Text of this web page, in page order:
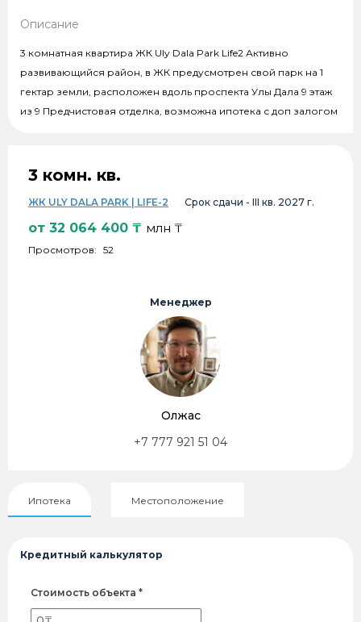
Описание
3 комнатная квартира ЖК Uly Dala Park Life2 Активно
развивающийся район, в ЖК предусмотрен свой парк на 1
гектар земли, расположен вдоль проспекта Улы Дала 9 этаж
из 9 Предчистовая отделка, возможна ипотека с доп залогом
3 комн. кв.
ЖК ULY DALA PARK | LIFE-2 Срок сдачи - III кв. 2027 г.
от 32 064 400 ₸ млн ₸
Просмотров: 52
Менеджер
Олжас
+7 777 921 51 04
Ипотека Местоположение
Кредитный калькулятор
Стоимость объекта *